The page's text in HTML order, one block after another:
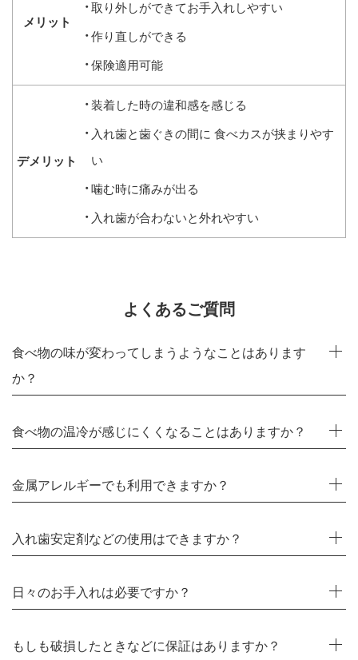
取り外しができてお手入れしやすい
作り直しができる
保険適用可能
装着した時の違和感を感じる
入れ歯と歯ぐきの間に 食べカスが挟まりやす
い
噛む時に痛みが出る
入れ歯が合わないと外れやすい
よくあるご質問
食べ物の味が変わってしまうようなことはあります
か？
食べ物の温冷が感じにくくなることはありますか？
金属アレルギーでも利用できますか？
入れ歯安定剤などの使用はできますか？
日々のお手入れは必要ですか？
もしも破損したときなどに保証はありますか？